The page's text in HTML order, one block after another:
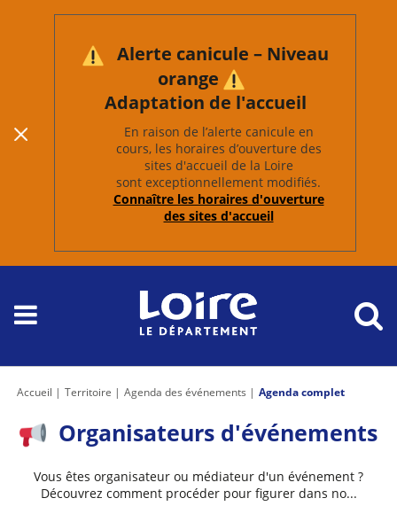
Alerte canicule – Niveau
orange
Adaptation de l'accueil
En raison de l’alerte canicule en
cours, les horaires d’ouverture des
sites d'accueil de la Loire
sont exceptionnellement modifiés.
Connaître les horaires d'ouverture
des sites d'accueil
Accueil Territoire Agenda des événements Agenda complet
Organisateurs d'événements
Vous êtes organisateur ou médiateur d'un événement ?
Découvrez comment procéder pour figurer dans no...